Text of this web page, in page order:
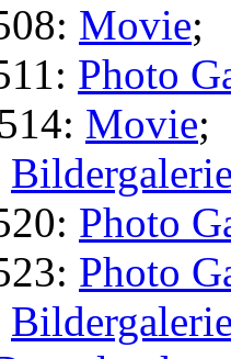
Movie;
Photo
Movie;
Photo
Photo